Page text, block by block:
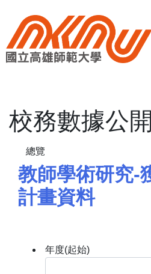
校務數據公開
教師學術研究-
計畫資料
年度(起始)